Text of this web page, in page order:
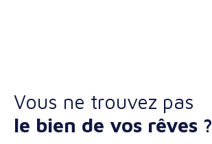
Vous ne trouvez pas
le bien de vos rêves ?